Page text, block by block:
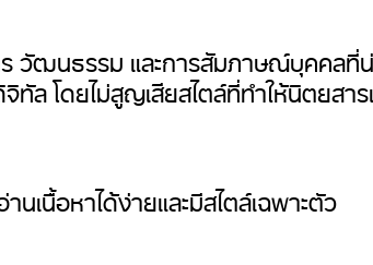
วัฒนธรรม และการสัมภาษณ์บุคคล
ล โดยไม่สูญเสียสไตล์ที่ทำให้นิตยสา
เนื้อหาได้ง่ายและมีสไตล์เฉพาะตัว